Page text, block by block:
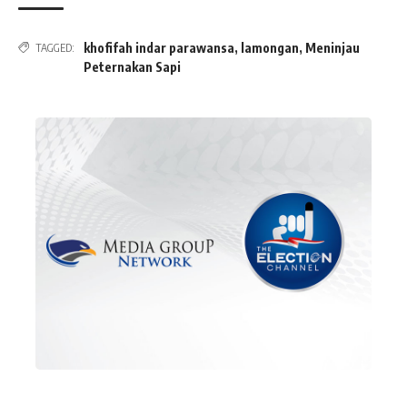
TAGGED: khofifah indar parawansa, lamongan, Meninjau
Peternakan Sapi